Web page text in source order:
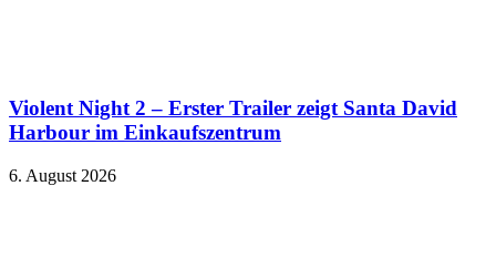
Violent Night 2 – Erster Trailer zeigt Santa David
Harbour im Einkaufszentrum
6. August 2026